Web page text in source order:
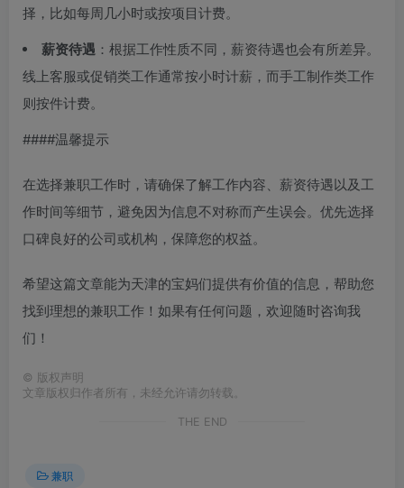
择，比如每周几小时或按项目计费。
薪资待遇 ：根据工作性质不同，薪资待遇也会有所差异。
线上客服或促销类工作通常按小时计薪，而手工制作类工作
则按件计费。
####温馨提示
在选择兼职工作时，请确保了解工作内容、薪资待遇以及工
作时间等细节，避免因为信息不对称而产生误会。优先选择
口碑良好的公司或机构，保障您的权益。
希望这篇文章能为天津的宝妈们提供有价值的信息，帮助您
找到理想的兼职工作！如果有任何问题，欢迎随时咨询我
们！
© 版权声明
文章版权归作者所有，未经允许请勿转载。
THE END
兼职